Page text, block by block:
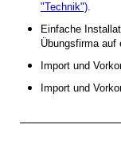
"Technik").
Einfache
Übungsfirma auf
Import und
Import und